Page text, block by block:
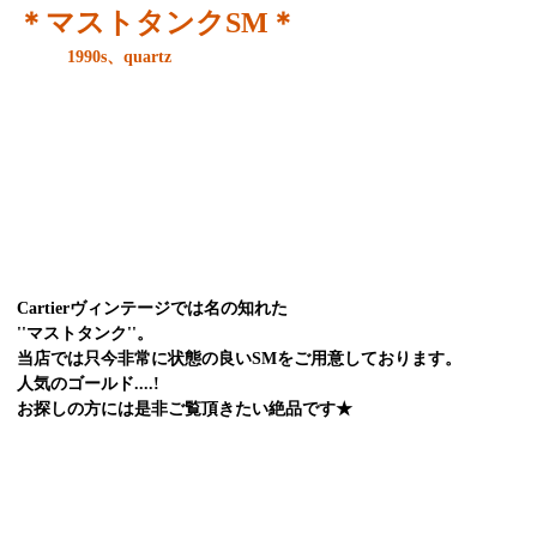
＊マストタンクSM＊
1990s、quartz
Cartierヴィンテージでは名の知れた
''マストタンク''。
当店では只今非常に状態の良いSMをご用意しております。
人気のゴールド....!
お探しの方には是非ご覧頂きたい絶品です★